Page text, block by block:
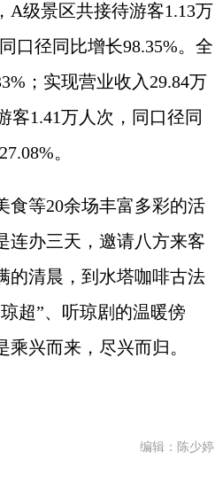
级景区共接待游客1.13万
口径同比增长98.35%。全
；实现营业收入29.84万
客1.41万人次，同口径同
。
等20余场丰富多彩的活
连办三天，邀请八方来客
的清晨，到水塔咖啡古法
超”、听琼剧的温暖傍
兴而来，尽兴而归。
编辑：陈少婷